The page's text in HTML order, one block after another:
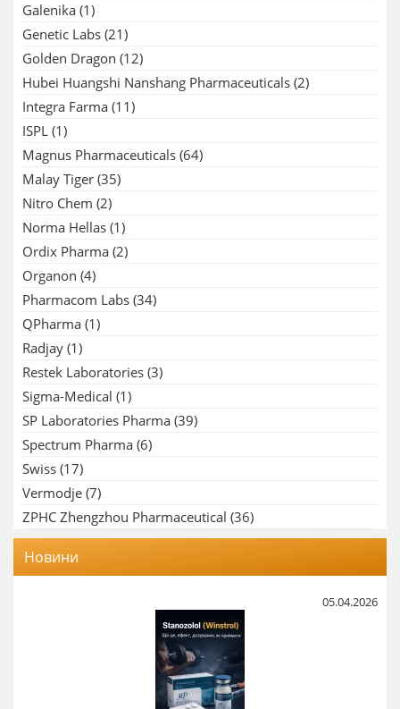
Galenika (1)
Genetic Labs (21)
Golden Dragon (12)
Hubei Huangshi Nanshang Pharmaceuticals (2)
Integra Farma (11)
ISPL (1)
Magnus Pharmaceuticals (64)
Malay Tiger (35)
Nitro Chem (2)
Norma Hellas (1)
Ordix Pharma (2)
Organon (4)
Pharmacom Labs (34)
QPharma (1)
Radjay (1)
Restek Laboratories (3)
Sigma-Medical (1)
SP Laboratories Pharma (39)
Spectrum Pharma (6)
Swiss (17)
Vermodje (7)
ZPHC Zhengzhou Pharmaceutical (36)
Новини
05.04.2026